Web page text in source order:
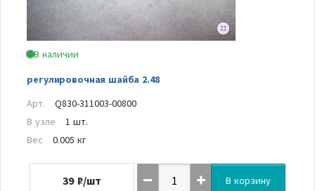
В наличии
регулировочная шайба 2.48
Арт.
Q830-311003-00800
В узле
1 шт.
Вес
0.005 кг
39 ₽/шт В корзину